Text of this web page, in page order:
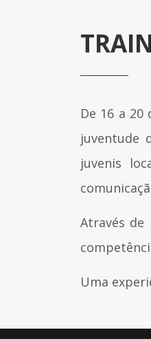
De 16 a
juventude
juvenis
Através de
Uma